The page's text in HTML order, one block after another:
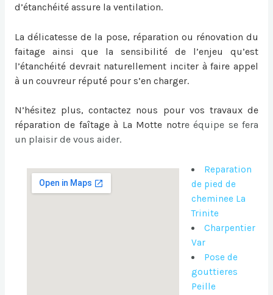
d’étanchéité assure la ventilation.
La délicatesse de la pose, réparation ou rénovation du
faitage ainsi que la sensibilité de l’enjeu qu’est
l’étanchéité devrait naturellement inciter à faire appel
à un couvreur réputé pour s’en charger.
N’hésitez plus, contactez nous pour vos travaux de
réparation de faîtage à La Motte notre équipe se fera
un plaisir de vous aider.
Reparation
de pied de
cheminee La
Trinite
Charpentier
Var
Pose de
gouttieres
Peille